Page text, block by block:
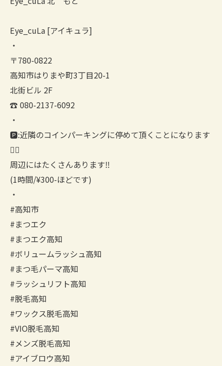
Eye_cuLa [アイキュラ]
・
〒780-0822
高知市はりまや町3丁目20-1
北街ビル 2F
☎︎ 080-2137-6092
・
🅿️:近隣のコインパーキングに停めて頂くことになります
🙇‍♀️
周辺にはたくさんあります‼︎
(1時間/¥300-ほどです)
・
#高知市
#まつエク
#まつエク高知
#ボリュームラッシュ高知
#まつ毛パーマ高知
#ラッシュリフト高知
#脱毛高知
#ワックス脱毛高知
#VIO脱毛高知
#メンズ脱毛高知
#アイブロウ高知